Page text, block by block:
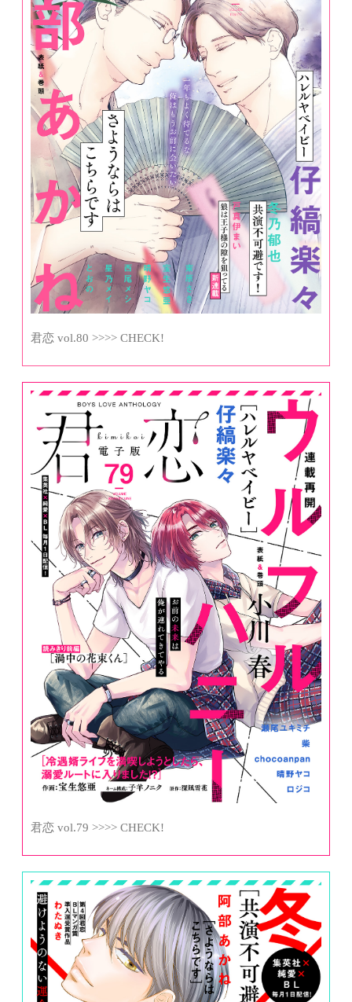
君恋 vol.80 >>>> CHECK!
君恋 vol.79 >>>> CHECK!